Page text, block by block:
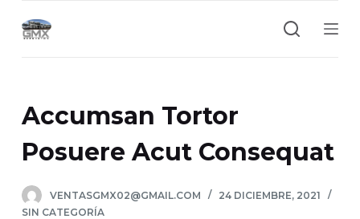
a
o
Accumsan Tortor
Posuere Acut Consequat
VENTASGMX02@GMAIL.COM
24 DICIEMBRE, 2021
SIN CATEGORÍA